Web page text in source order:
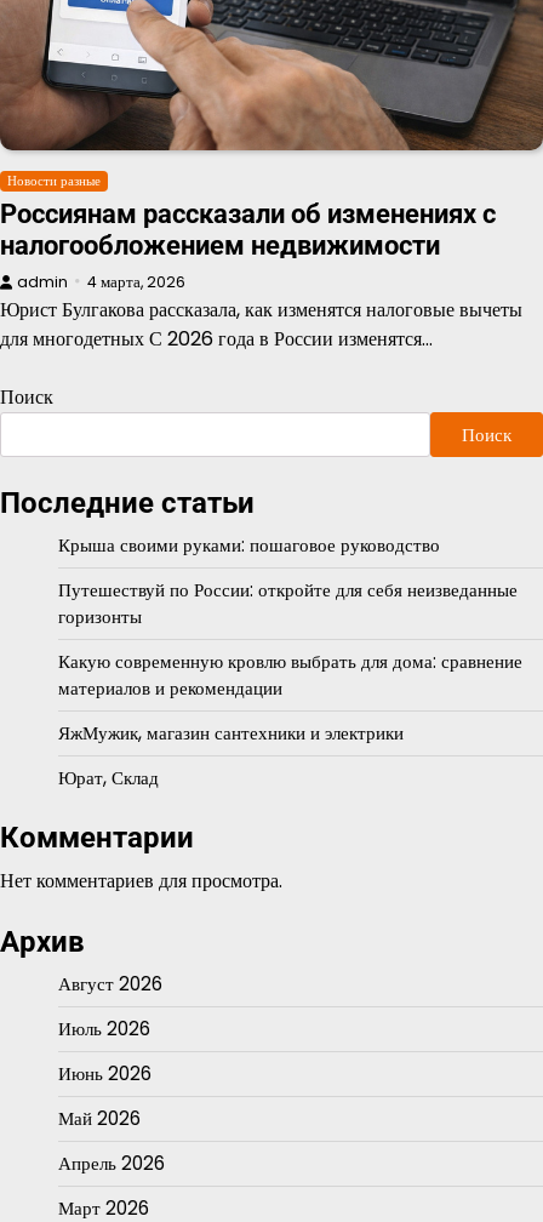
Новости разные
Россиянам рассказали об изменениях с
налогообложением недвижимости
admin 4 марта, 2026
Юрист Булгакова рассказала, как изменятся налоговые вычеты
для многодетных С 2026 года в России изменятся…
Поиск
Поиск
Последние статьи
Крыша своими руками: пошаговое руководство
Путешествуй по России: откройте для себя неизведанные
горизонты
Какую современную кровлю выбрать для дома: сравнение
материалов и рекомендации
ЯжМужик, магазин сантехники и электрики
Юрат, Склад
Комментарии
Нет комментариев для просмотра.
Архив
Август 2026
Июль 2026
Июнь 2026
Май 2026
Апрель 2026
Март 2026